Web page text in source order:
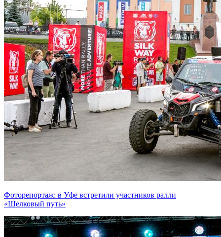
Фоторепортаж: в Уфе встретили участников ралли
«Шелковый путь»